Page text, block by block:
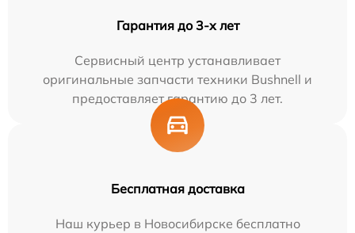
Гарантия до 3-х лет
Сервисный центр устанавливает
оригинальные запчасти техники Bushnell и
предоставляет гарантию до 3 лет.
Бесплатная доставка
Наш курьер в Новосибирске бесплатно